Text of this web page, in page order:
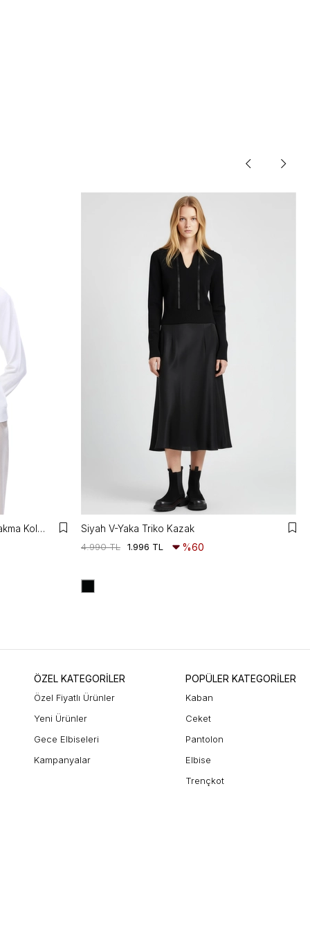
Triko Rahat Kalıp Standart Boy Takma Kol V-Yaka Siyah Kazak Siyah V-Yaka Triko Kazak
1.996 TL
4.990 TL %60
ÖZEL KATEGORİLER
Özel Fiyatlı Ürünler
Yeni Ürünler
Gece Elbiseleri
Kampanyalar
POPÜLER KATEGORİLER
Kaban
Ceket
Pantolon
Elbise
Trençkot